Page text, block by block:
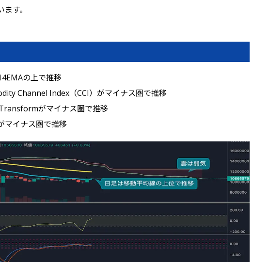
す。
の上で推移
Channel Index（CCI）がマイナス圏で推移
がマイナス圏で推移
マイナス圏で推移